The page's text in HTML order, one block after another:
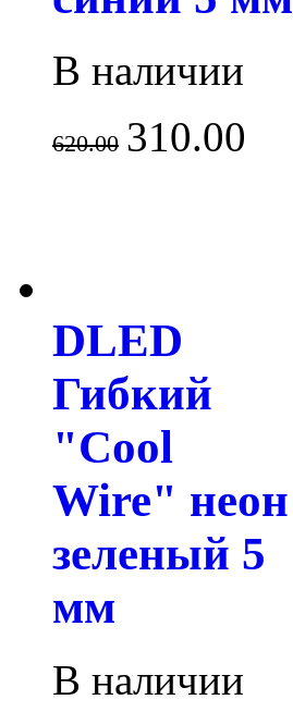
В наличии
620.00 310.00
DLED
Гибкий
"Cool
Wire" неон
зеленый 5
мм
В наличии